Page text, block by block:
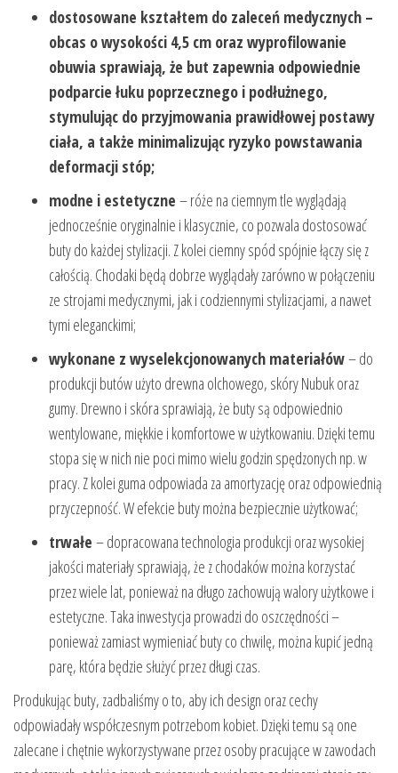
dostosowane kształtem do zaleceń medycznych –
obcas o wysokości 4,5 cm oraz wyprofilowanie
obuwia sprawiają, że but zapewnia odpowiednie
podparcie łuku poprzecznego i podłużnego,
stymulując do przyjmowania prawidłowej postawy
ciała, a także minimalizując ryzyko powstawania
deformacji stóp;
modne i estetyczne – róże na ciemnym tle wyglądają
jednocześnie oryginalnie i klasycznie, co pozwala dostosować
buty do każdej stylizacji. Z kolei ciemny spód spójnie łączy się z
całością. Chodaki będą dobrze wyglądały zarówno w połączeniu
ze strojami medycznymi, jak i codziennymi stylizacjami, a nawet
tymi eleganckimi;
wykonane z wyselekcjonowanych materiałów– do
produkcji butów użyto drewna olchowego, skóry Nubuk oraz
gumy. Drewno i skóra sprawiają, że buty są odpowiednio
wentylowane, miękkie i komfortowe w użytkowaniu. Dzięki temu
stopa się w nich nie poci mimo wielu godzin spędzonych np. w
pracy. Z kolei guma odpowiada za amortyzację oraz odpowiednią
przyczepność. W efekcie buty można bezpiecznie użytkować;
trwałe – dopracowana technologia produkcji oraz wysokiej
jakości materiały sprawiają, że z chodaków można korzystać
przez wiele lat, ponieważ na długo zachowują walory użytkowe i
estetyczne. Taka inwestycja prowadzi do oszczędności –
ponieważ zamiast wymieniać buty co chwilę, można kupić jedną
parę, która będzie służyć przez długi czas.
Produkując buty, zadbaliśmy o to, aby ich design oraz cechy
odpowiadały współczesnym potrzebom kobiet. Dzięki temu są one
zalecane i chętnie wykorzystywane przez osoby pracujące w zawodach